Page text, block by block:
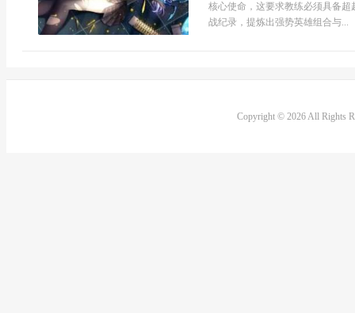
核心使命，这要求教练必须具备
战纪录，提炼出强势英雄组合与...
Copyright © 2026 All Rights